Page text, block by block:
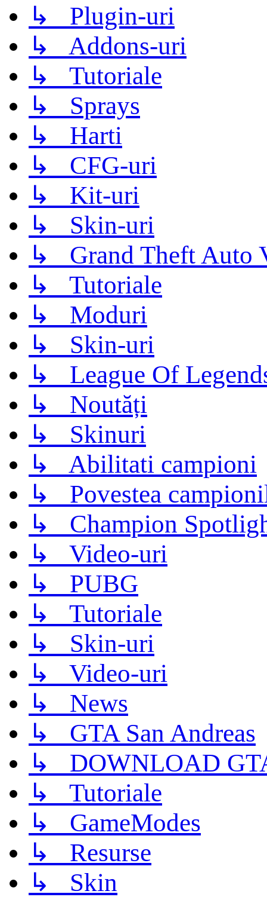
↳ Plugin-uri
↳ Addons-uri
↳ Tutoriale
↳ Sprays
↳ Harti
↳ CFG-uri
↳ Kit-uri
↳ Skin-uri
↳ Grand Theft Auto
↳ Tutoriale
↳ Moduri
↳ Skin-uri
↳ League Of
↳ Noutăți
↳ Skinuri
↳ Abilitati campioni
↳ Povestea
↳ Champion
↳ Video-uri
↳ PUBG
↳ Tutoriale
↳ Skin-uri
↳ Video-uri
↳ News
↳ GTA San Andreas
↳ DOWNLOAD
↳ Tutoriale
↳ GameModes
↳ Resurse
↳ Skin